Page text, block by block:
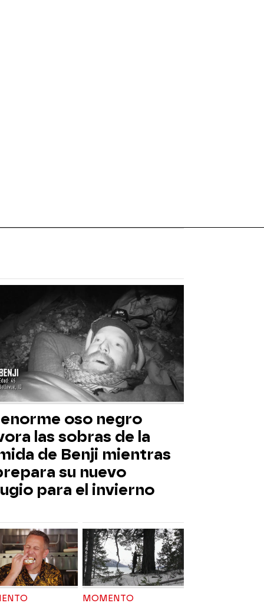
oso negro
las sobras de la
de Benji mientras
su nuevo
para el invierno
MOMENTO